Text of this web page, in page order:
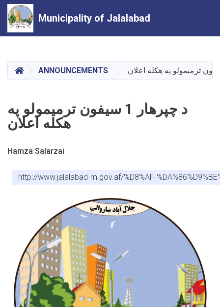
main
content
Municipality of Jalalabad
HOMEANNOUNCEMENTS
د چپرهار 1 سیفون ترمیمولو په
هکله اعلان
Hamza Salarzai
http://www.jalalabad-m.gov.af/%D8%AF-